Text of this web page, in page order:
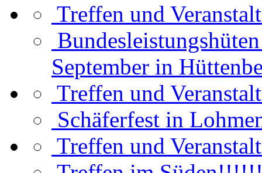
Treffen und
September in
Treffen und
Schäferfest in
Treffen und